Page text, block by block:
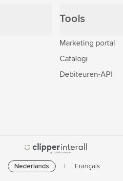
Tools
Marketing portal
Catalogi
Debiteuren-API
Nederlands Français